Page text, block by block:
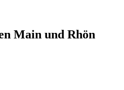
Main und Rhön